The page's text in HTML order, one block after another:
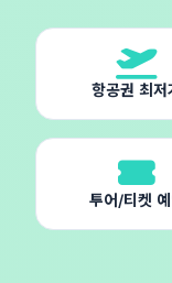
항공권 최저
투어/티켓